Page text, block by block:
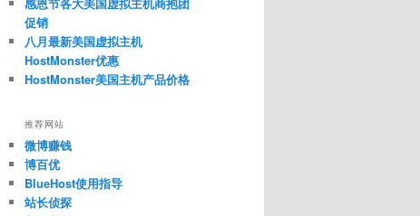
促销
八月最新美国虚拟主机
HostMonster优惠
HostMonster美国主机产品价格
推荐网站
微博赚钱
博百优
BlueHost使用指导
站长侦探